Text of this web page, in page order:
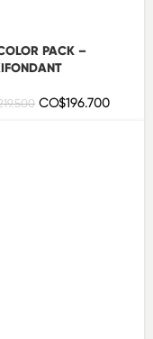
PACK –
CO$196.700